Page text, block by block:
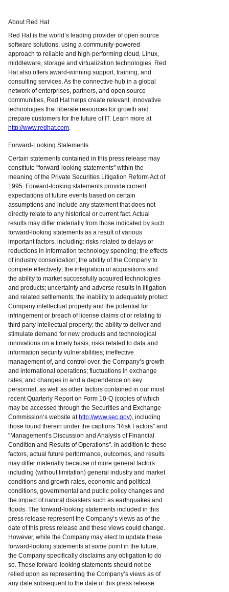
About Red Hat
Red Hat is the world’s leading provider of open source
software solutions, using a community-powered
approach to reliable and high-performing cloud, Linux,
middleware, storage and virtualization technologies. Red
Hat also offers award-winning support, training, and
consulting services. As the connective hub in a global
network of enterprises, partners, and open source
communities, Red Hat helps create relevant, innovative
technologies that liberate resources for growth and
prepare customers for the future of IT. Learn more at
http://www.redhat.com.
Forward-Looking Statements
Certain statements contained in this press release may
constitute "forward-looking statements" within the
meaning of the Private Securities Litigation Reform Act of
1995. Forward-looking statements provide current
expectations of future events based on certain
assumptions and include any statement that does not
directly relate to any historical or current fact. Actual
results may differ materially from those indicated by such
forward-looking statements as a result of various
important factors, including: risks related to delays or
reductions in information technology spending; the effects
of industry consolidation; the ability of the Company to
compete effectively; the integration of acquisitions and
the ability to market successfully acquired technologies
and products; uncertainty and adverse results in litigation
and related settlements; the inability to adequately protect
Company intellectual property and the potential for
infringement or breach of license claims of or relating to
third party intellectual property; the ability to deliver and
stimulate demand for new products and technological
innovations on a timely basis; risks related to data and
information security vulnerabilities; ineffective
management of, and control over, the Company’s growth
and international operations; fluctuations in exchange
rates; and changes in and a dependence on key
personnel, as well as other factors contained in our most
recent Quarterly Report on Form 10-Q (copies of which
may be accessed through the Securities and Exchange
Commission’s website at http://www.sec.gov), including
those found therein under the captions "Risk Factors" and
"Management’s Discussion and Analysis of Financial
Condition and Results of Operations". In addition to these
factors, actual future performance, outcomes, and results
may differ materially because of more general factors
including (without limitation) general industry and market
conditions and growth rates, economic and political
conditions, governmental and public policy changes and
the impact of natural disasters such as earthquakes and
floods. The forward-looking statements included in this
press release represent the Company’s views as of the
date of this press release and these views could change.
However, while the Company may elect to update these
forward-looking statements at some point in the future,
the Company specifically disclaims any obligation to do
so. These forward-looking statements should not be
relied upon as representing the Company’s views as of
any date subsequent to the date of this press release.